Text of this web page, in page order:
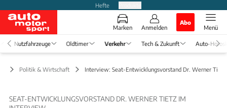
Hefte
Marken Anmelden
Abo
Menü
Nutzfahrzeuge Oldtimer Verkehr Tech & Zukunft Auto-
Politik & Wirtschaft Interview: Seat-Entwicklungsvorstand Dr. Werner Tietz
SEAT-ENTWICKLUNGSVORSTAND DR. WERNER TIETZ IM